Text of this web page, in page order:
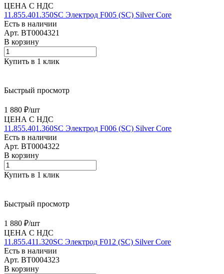
ЦЕНА С НДС
11.855.401.350SC Электрод F005 (SС) Silver Core
Есть в наличии
Арт. BT0004321
В корзину
Купить в 1 клик
Быстрый просмотр
1 880 ₽/шт
ЦЕНА С НДС
11.855.401.360SC Электрод F006 (SС) Silver Core
Есть в наличии
Арт. BT0004322
В корзину
Купить в 1 клик
Быстрый просмотр
1 880 ₽/шт
ЦЕНА С НДС
11.855.411.320SC Электрод F012 (SС) Silver Core
Есть в наличии
Арт. BT0004323
В корзину